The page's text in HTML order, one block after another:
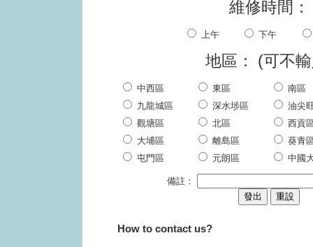
維修時間：
上午 下午
地區： (可不
中西區 東區
南區
九龍城區
深水埗區
油尖
觀塘區
北區
西貢
大埔區
離島區
葵青
屯門區
元朗區 中國
備註：
How to contact us?